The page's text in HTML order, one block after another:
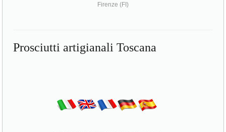
Firenze (FI)
Prosciutti artigianali Toscana